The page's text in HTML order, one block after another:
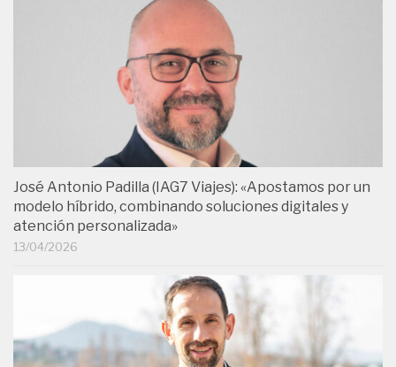
José Antonio Padilla (IAG7 Viajes): «Apostamos por un
modelo híbrido, combinando soluciones digitales y
atención personalizada»
13/04/2026